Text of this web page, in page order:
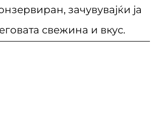
зачувувајќи ја
свежина и вкус.